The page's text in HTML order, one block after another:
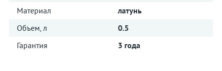
Материал
латунь
Объем, л
0.5
Гарантия
3 года